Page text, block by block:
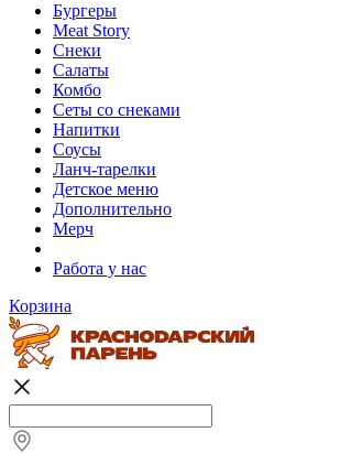
Бургеры
Meat Story
Снеки
Салаты
Комбо
Сеты со снеками
Напитки
Соусы
Ланч-тарелки
Детское меню
Дополнительно
Мерч
Работа у нас
Корзина